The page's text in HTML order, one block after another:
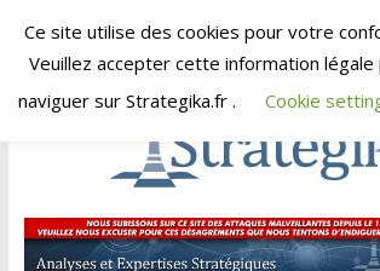
Skip
dimanche, août 9, 2026
Strategika
Ce site utilise des cookies pour votre
Veuillez accepter cette information légale
naviguer sur Strategika.fr .
Cookie